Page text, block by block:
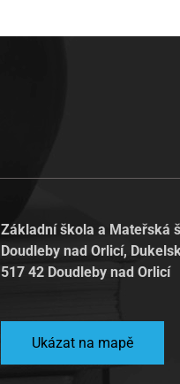
Základní škola a Mateřská
Doudleby nad Orlicí,
517 42 Doudleby nad Orlicí
Ukázat na mapě